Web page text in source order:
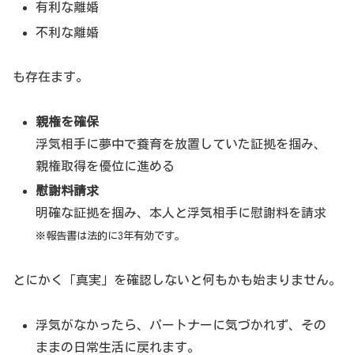
有利な離婚
不利な離婚
も存在ます。
親権を確保
浮気相手に夢中で養育を放置していた証拠を掴み、
親権取得を優位に進める
慰謝料請求
明確な証拠を掴み、本人と浮気相手に慰謝料を請求
※報告書は法的に3年有効です。
とにかく「真実」を確認しないと何もかも始まりません。
浮気がなかったら、パートナーに気づかれず、その
ままの日常生活に戻れます。